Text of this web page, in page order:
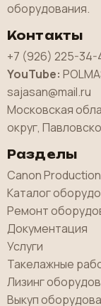
оборудования.
Контакты
+7 (926) 225-34-
YouTube:
sajasan@mail.ru
Московская
округ,
Разделы
Canon Production
Каталог
Ремонт
Документация
Услуги
Такелажные
Лизинг
Выкуп